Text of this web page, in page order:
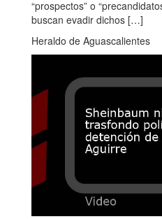
“prospectos” o
buscan evadir dichos […]
Heraldo de Aguascalientes